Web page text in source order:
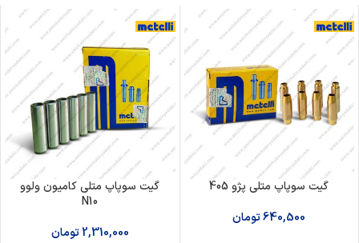
گیت سوپاپ متلی پژو 405
640,500تومان
گیت سوپاپ متلی کامیون ولوو
N10
2,310,000تومان